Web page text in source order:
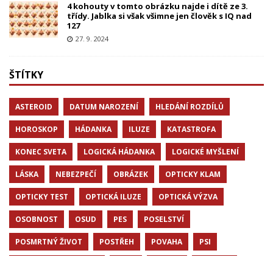
4 kohouty v tomto obrázku najde i dítě ze 3.
třídy. Jablka si však všimne jen člověk s IQ nad
127
27. 9. 2024
ŠTÍTKY
ASTEROID DATUM NAROZENÍ HLEDÁNÍ ROZDÍLŮ
HOROSKOP HÁDANKA ILUZE KATASTROFA
KONEC SVETA LOGICKÁ HÁDANKA LOGICKÉ MYŠLENÍ
LÁSKA NEBEZPEČÍ OBRÁZEK OPTICKY KLAM
OPTICKY TEST OPTICKÁ ILUZE OPTICKÁ VÝZVA
OSOBNOST OSUD PES POSELSTVÍ
POSMRTNÝ ŽIVOT POSTŘEH POVAHA PSI